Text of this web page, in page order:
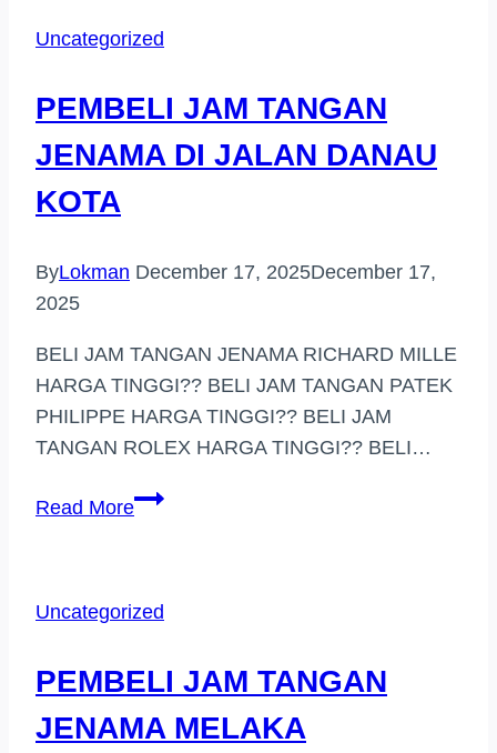
TINGGI
Uncategorized
PEMBELI JAM TANGAN
JENAMA DI JALAN DANAU
KOTA
ByLokman December 17, 2025December 17,
2025
BELI JAM TANGAN JENAMA RICHARD MILLE
HARGA TINGGI?? BELI JAM TANGAN PATEK
PHILIPPE HARGA TINGGI?? BELI JAM
TANGAN ROLEX HARGA TINGGI?? BELI…
Read MorePEMBELI
DI
DANAU
KOTA
Uncategorized
PEMBELI JAM TANGAN
JENAMA MELAKA